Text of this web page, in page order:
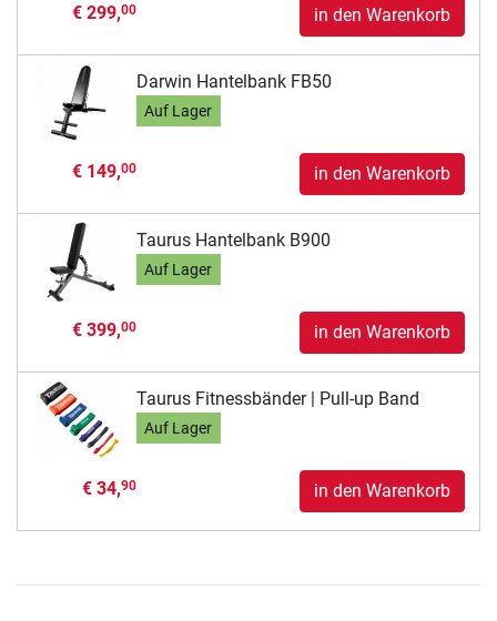
€ 299,00 in den Warenkorb
Darwin Hantelbank FB50
Auf Lager
€ 149,00 in den Warenkorb
Taurus Hantelbank B900
Auf Lager
€ 399,00 in den Warenkorb
Taurus Fitnessbänder | Pull-up Band
Auf Lager
€ 34,90 in den Warenkorb